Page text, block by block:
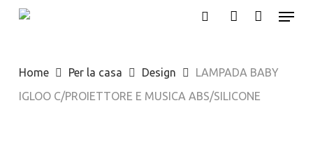
Skip
content
Menu
Home Per la casa Design
LAMPADA BABY
IGLOO C/PROIETTORE E MUSICA ABS/SILICONE